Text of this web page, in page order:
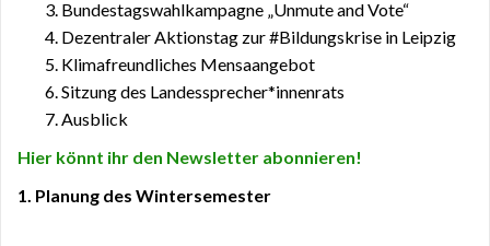
Bundestagswahlkampagne „Unmute and Vote“
Dezentraler Aktionstag zur #Bildungskrise in Leipzig
Klimafreundliches Mensaangebot
Sitzung des Landessprecher*innenrats
Ausblick
Hier könnt ihr den Newsletter abonnieren!
1. Planung des Wintersemester